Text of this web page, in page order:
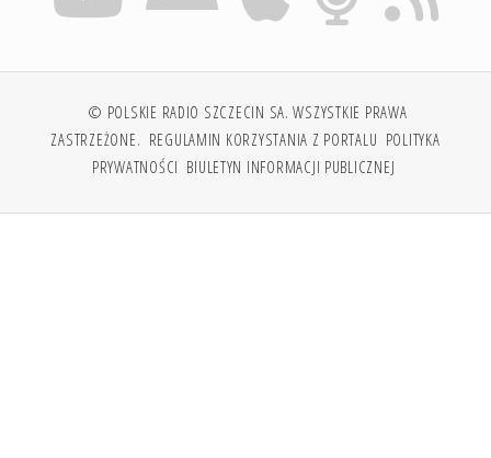
© POLSKIE RADIO SZCZECIN SA. WSZYSTKIE PRAWA
ZASTRZEŻONE. REGULAMIN KORZYSTANIA Z PORTALU POLITYKA
PRYWATNOŚCI BIULETYN INFORMACJI PUBLICZNEJ